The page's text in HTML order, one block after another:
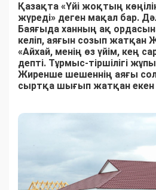
Қазақта «Үйі жоқтың
жүреді» деген мақал бар.
Баяғыда ханның ақ
келіп, аяғын созып
«Айхай, менің өз үйім, кең
депті. Тұрмыс-тіршілігі
Жиренше шешеннің аяғы
сыртқа шығып жатқан екен